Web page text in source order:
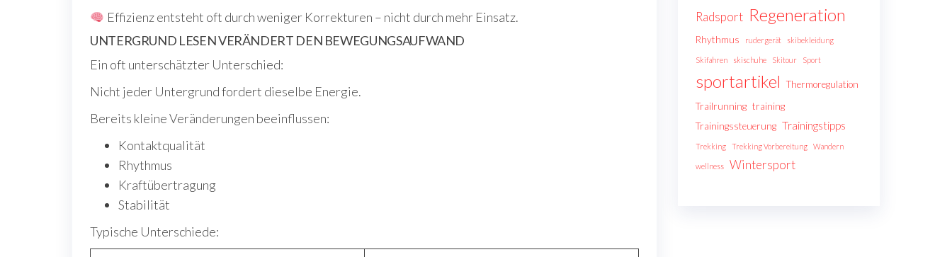
Effizienz entsteht oft durch weniger Korrekturen – nicht durch mehr Einsatz.
UNTERGRUND LESEN VERÄNDERT DEN BEWEGUNGSAUFWAND
Ein oft unterschätzter Unterschied:
Nicht jeder Untergrund fordert dieselbe Energie.
Bereits kleine Veränderungen beeinflussen:
Kontaktqualität
Rhythmus
Kraftübertragung
Stabilität
Typische Unterschiede:
Radsport Regeneration
Rhythmus rudergerät skibekleidung
Skifahren skischuhe Skitour Sport
sportartikel
Thermoregulation
Trailrunning training
Trainingssteuerung Trainingstipps
Trekking Trekking Vorbereitung Wandern
wellness Wintersport